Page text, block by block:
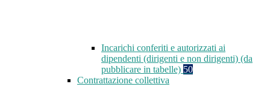
Incarichi conferiti e autorizzati ai
dipendenti (dirigenti e non dirigenti) (da
pubblicare in tabelle) 50
Contrattazione collettiva